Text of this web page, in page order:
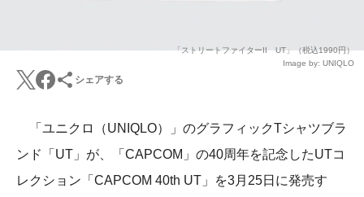
「ストリートファイターII UT」（税込1990円）
Image by: UNIQLO
シェアする
「ユニクロ（UNIQLO）」のグラフィックTシャツブラ
ンド「UT」が、「CAPCOM」の40周年を記念したUTコ
レクション「CAPCOM 40th UT」を3月25日に発売す